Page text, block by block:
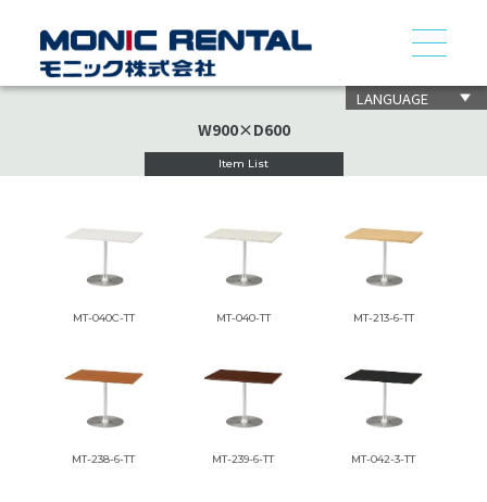
LANGUAGE
W900×D600
Item List
MT-040C-TT MT-040-TT MT-213-6-TT
MT-238-6-TT MT-239-6-TT MT-042-3-TT